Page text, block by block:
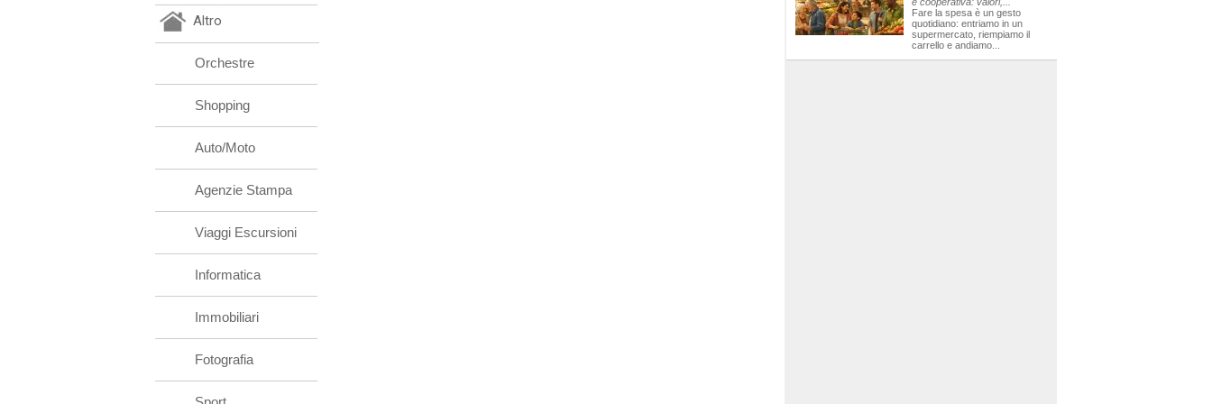
Altro
Orchestre
Shopping
Auto/Moto
Agenzie Stampa
Viaggi Escursioni
Informatica
Immobiliari
Fotografia
Fare la spesa è un gesto
quotidiano: entriamo in un
supermercato, riempiamo il
carrello e andiamo...